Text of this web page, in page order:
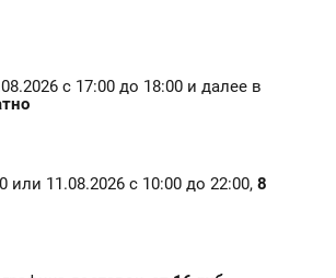
с 17:00 до 18:00 и далее в
или 11.08.2026 с 10:00 до 22:00, 8